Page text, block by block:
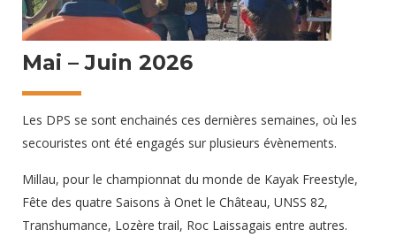
Mai – Juin 2026
Les DPS se sont enchainés ces dernières semaines, où les
secouristes ont été engagés sur plusieurs évènements.
Millau, pour le championnat du monde de Kayak Freestyle,
Fête des quatre Saisons à Onet le Château, UNSS 82,
Transhumance, Lozère trail, Roc Laissagais entre autres.